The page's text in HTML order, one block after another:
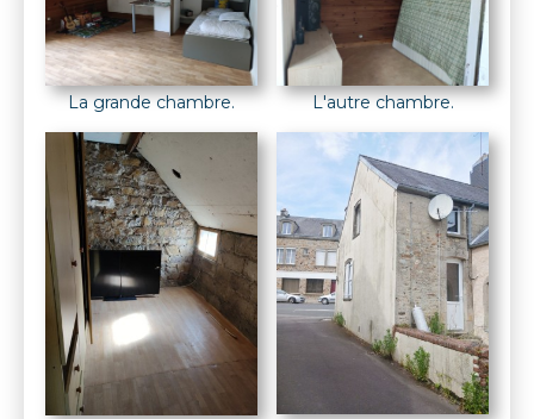
La grande chambre. L'autre chambre.